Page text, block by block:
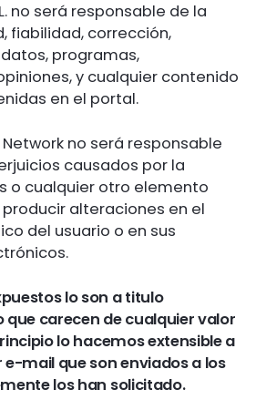
no será responsable de la
fiabilidad, corrección,
programas,
y cualquier contenido
en el portal.
no será responsable
causados por la
o cualquier otro elemento
alteraciones en el
del usuario o en sus
lo son a titulo
carecen de cualquier valor
lo hacemos extensible a
mail que son enviados a los
los han solicitado.